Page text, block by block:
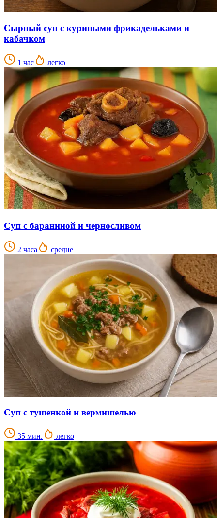
Сырный суп с куриными фрикадельками и
кабачком
1 час легко
Суп с бараниной и черносливом
2 часа средне
Суп с тушенкой и вермишелью
35 мин. легко